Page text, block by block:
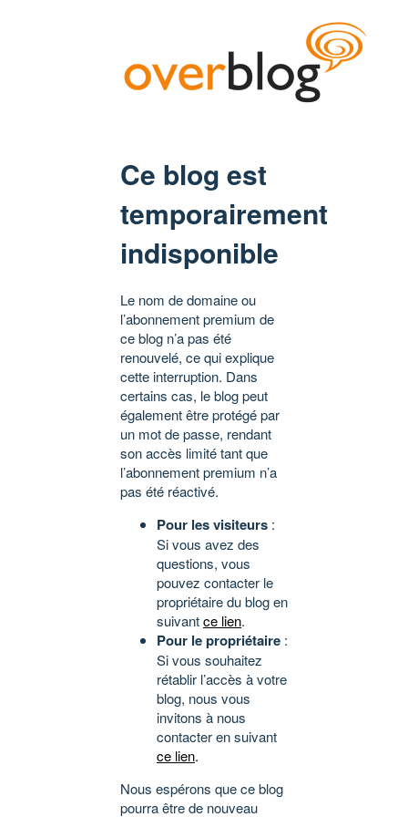
Ce blog est
temporairement
indisponible
Le nom de domaine ou
l’abonnement premium de
ce blog n’a pas été
renouvelé, ce qui explique
cette interruption. Dans
certains cas, le blog peut
également être protégé par
un mot de passe, rendant
son accès limité tant que
l’abonnement premium n’a
pas été réactivé.
Pour les visiteurs :
Si vous avez des
questions, vous
pouvez contacter le
propriétaire du blog en
suivantce lien.
Pour le propriétaire :
Si vous souhaitez
rétablir l’accès à votre
blog, nous vous
invitons à nous
contacter en suivant
ce lien.
Nous espérons que ce blog
pourra être de nouveau